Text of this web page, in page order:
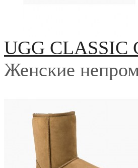
UGG
Женские